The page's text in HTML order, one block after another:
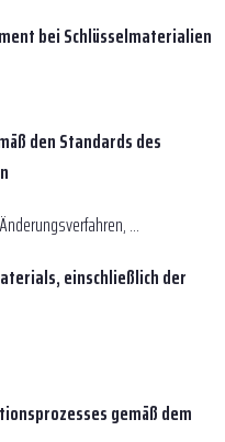
bei Schlüsselmaterialien
den Standards des
...
einschließlich der
gemäß dem